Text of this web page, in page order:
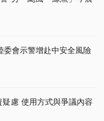
會示警增赴中安全風險
慮 使用方式與爭議內容